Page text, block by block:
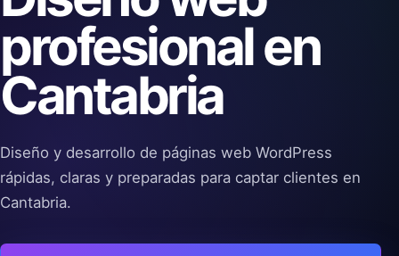
profesional en
Cantabria
Diseño y desarrollo de páginas web WordPress
rápidas, claras y preparadas para captar clientes en
Cantabria.